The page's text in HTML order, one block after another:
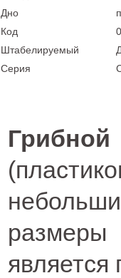
Дно
Код
Штабелируемый
Серия